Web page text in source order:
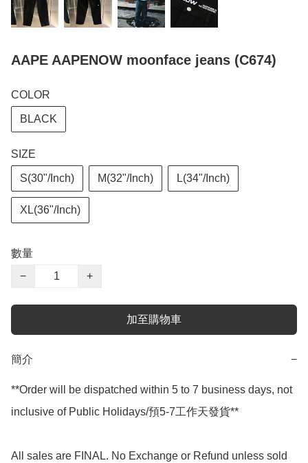
AAPE AAPENOW moonface jeans (C674)
COLOR
BLACK
SIZE
S(30"/Inch) M(32"/Inch) L(34"/Inch)
XL(36"/Inch)
數量
−
+
加至購物車
簡介 −
**Order will be dispatched within 5 to 7 business days, not
inclusive of Public Holidays/預5-7工作天發貨**
All sales are FINAL. No Exchange or Refund unless sold